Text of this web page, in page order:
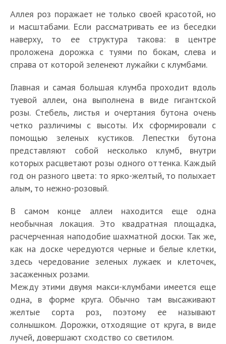
Аллея роз поражает не только своей красотой, но
и масштабами. Если рассматривать ее из беседки
наверху, то ее структура такова: в центре
проложена дорожка с туями по бокам, слева и
справа от которой зеленеют лужайки с клумбами.
Главная и самая большая клумба проходит вдоль
туевой аллеи, она выполнена в виде гигантской
розы. Стебель, листья и очертания бутона очень
четко различимы с высоты. Их сформировали с
помощью зеленых кустиков. Лепестки бутона
представляют собой несколько клумб, внутри
которых расцветают розы одного оттенка. Каждый
год он разного цвета: то ярко-желтый, то полыхает
алым, то нежно-розовый.
В самом конце аллеи находится еще одна
необычная локация. Это квадратная площадка,
расчерченная наподобие шахматной доски. Так же,
как на доске чередуются черные и белые клетки,
здесь чередование зеленых лужаек и клеточек,
засаженных розами.
Между этими двумя макси-клумбами имеется еще
одна, в форме круга. Обычно там высаживают
желтые сорта роз, поэтому ее называют
солнышком. Дорожки, отходящие от круга, в виде
лучей, довершают сходство со светилом.